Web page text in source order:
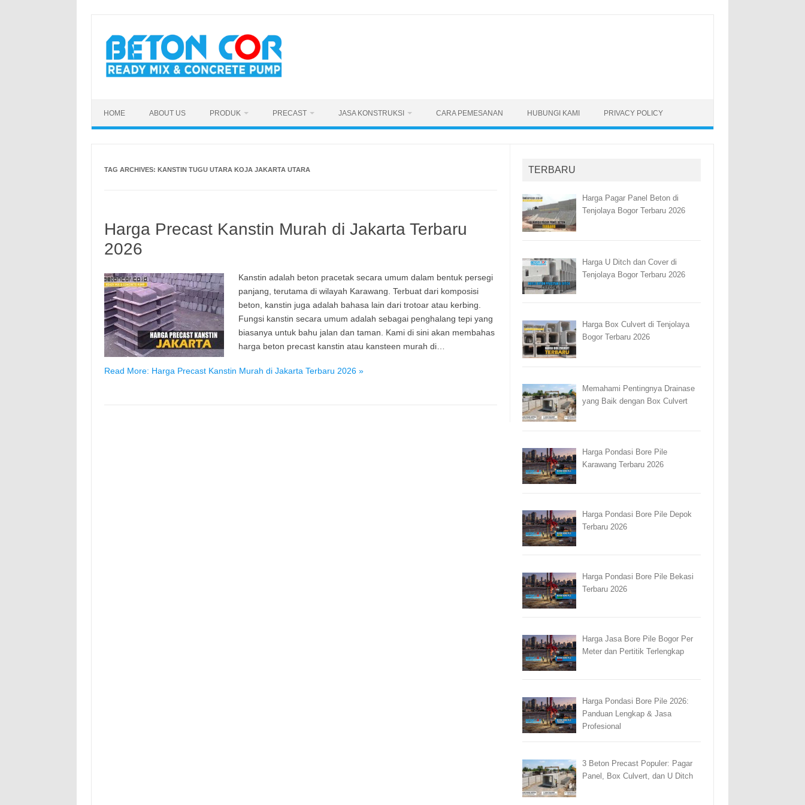
content
HOME ABOUT US PRODUK PRECAST JASA KONSTRUKSI CARA PEMESANAN HUBUNGI KAMI PRIVACY POLICY
TAG ARCHIVES: KANSTIN TUGU UTARA KOJA JAKARTA UTARA
Harga Precast Kanstin Murah di Jakarta Terbaru
2026
Kanstin adalah beton pracetak secara umum dalam bentuk persegi
panjang, terutama di wilayah Karawang. Terbuat dari komposisi
beton, kanstin juga adalah bahasa lain dari trotoar atau kerbing.
Fungsi kanstin secara umum adalah sebagai penghalang tepi yang
biasanya untuk bahu jalan dan taman. Kami di sini akan membahas
harga beton precast kanstin atau kansteen murah di…
Read More: Harga Precast Kanstin Murah di Jakarta Terbaru 2026 »
TERBARU
Harga Pagar Panel Beton di
Tenjolaya Bogor Terbaru 2026
Harga U Ditch dan Cover di
Tenjolaya Bogor Terbaru 2026
Harga Box Culvert di Tenjolaya
Bogor Terbaru 2026
Memahami Pentingnya Drainase
yang Baik dengan Box Culvert
Harga Pondasi Bore Pile
Karawang Terbaru 2026
Harga Pondasi Bore Pile Depok
Terbaru 2026
Harga Pondasi Bore Pile Bekasi
Terbaru 2026
Harga Jasa Bore Pile Bogor Per
Meter dan Pertitik Terlengkap
Harga Pondasi Bore Pile 2026:
Panduan Lengkap & Jasa
Profesional
3 Beton Precast Populer: Pagar
Panel, Box Culvert, dan U Ditch